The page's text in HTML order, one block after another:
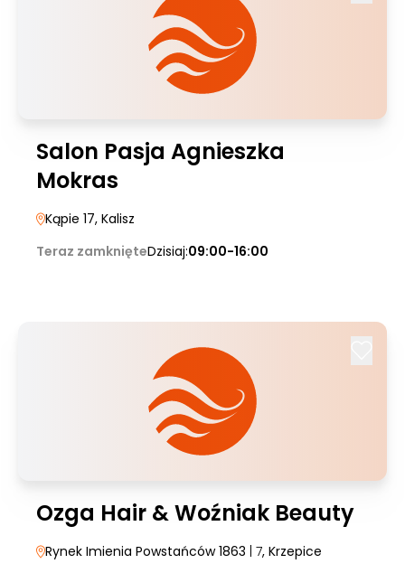
Salon Pasja Agnieszka
Mokras
Kąpie 17, Kalisz
Teraz zamknięteDzisiaj:09:00-16:00
Ozga Hair & Woźniak Beauty
Rynek Imienia Powstańców 1863 | 7, Krzepice